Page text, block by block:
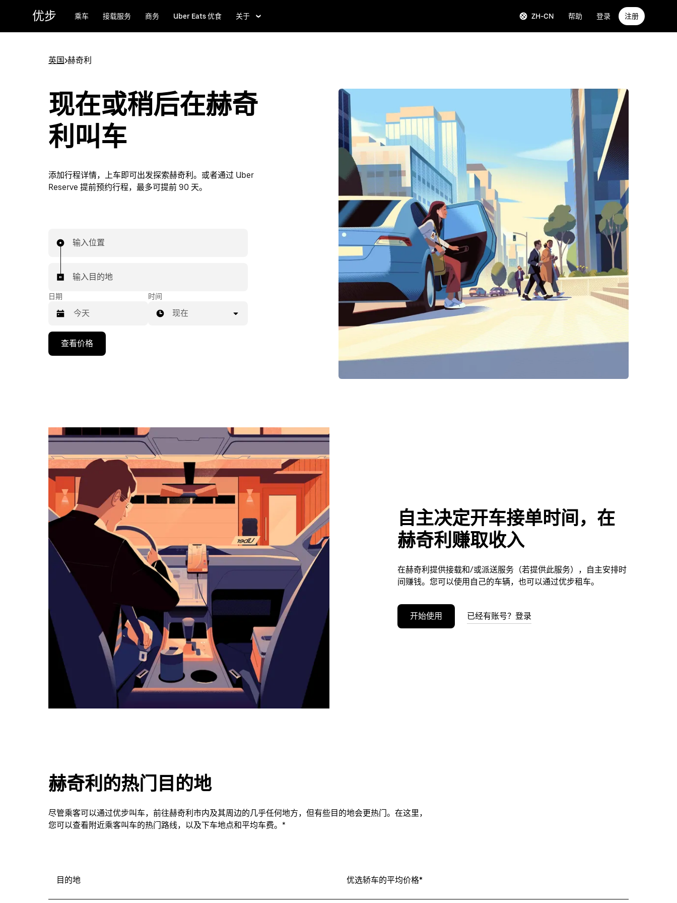
优步 乘车 接载服务 商务 Uber Eats 优食 关于 ZH-CN 帮助 登录 注册
英国>赫奇利
现在或稍后在赫奇
利叫车
添加行程详情，上车即可出发探索赫奇利。或者通过 Uber
Reserve 提前预约行程，最多可提前 90 天。
输入位置
输入目的地
日期
向
览
历
日
期。
退
日
历。
时间
现在
查看价格
自主决定开车接单时间，在
赫奇利赚取收入
在赫奇利提供接载和/或派送服务（若提供此服务），自主安排时
间赚钱。您可以使用自己的车辆，也可以通过优步租车。
开始使用 已经有账号？登录
赫奇利的热门目的地
尽管乘客可以通过优步叫车，前往赫奇利市内及其周边的几乎任何地方，但有些目的地会更热门。在这里，
您可以查看附近乘客叫车的热门路线，以及下车地点和平均车费。*
目的地 优选轿车的平均价格*